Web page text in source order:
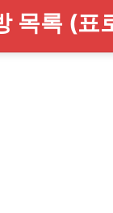
목록 (표